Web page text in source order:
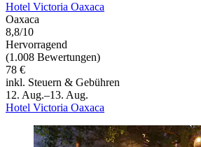
Hotel Victoria Oaxaca
Oaxaca
8,8/10
Hervorragend
(1.008 Bewertungen)
78 €
inkl. Steuern & Gebühren
12. Aug.–13. Aug.
Hotel Victoria Oaxaca